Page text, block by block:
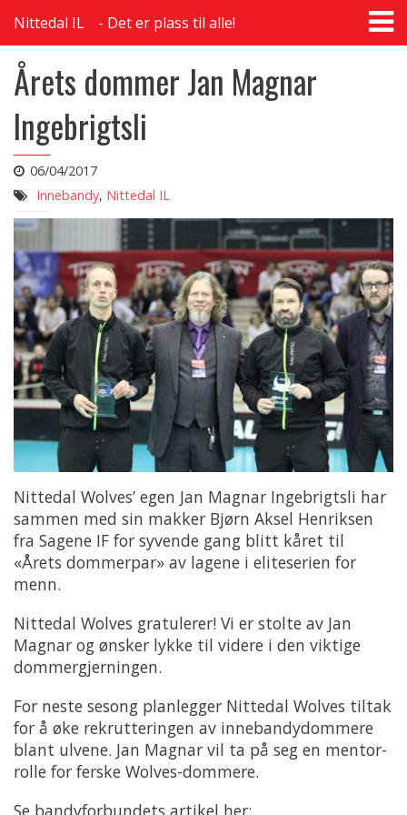
Nittedal IL Det er plass til alle!
Årets dommer Jan Magnar
Ingebrigtsli
06/04/2017
Innebandy, Nittedal IL
Nittedal Wolves’ egen Jan Magnar Ingebrigtsli har
sammen med sin makker Bjørn Aksel Henriksen
fra Sagene IF for syvende gang blitt kåret til
«Årets dommerpar» av lagene i eliteserien for
menn.
Nittedal Wolves gratulerer! Vi er stolte av Jan
Magnar og ønsker lykke til videre i den viktige
dommergjerningen.
For neste sesong planlegger Nittedal Wolves tiltak
for å øke rekrutteringen av innebandydommere
blant ulvene. Jan Magnar vil ta på seg en mentor-
rolle for ferske Wolves-dommere.
Se bandyforbundets artikel her: